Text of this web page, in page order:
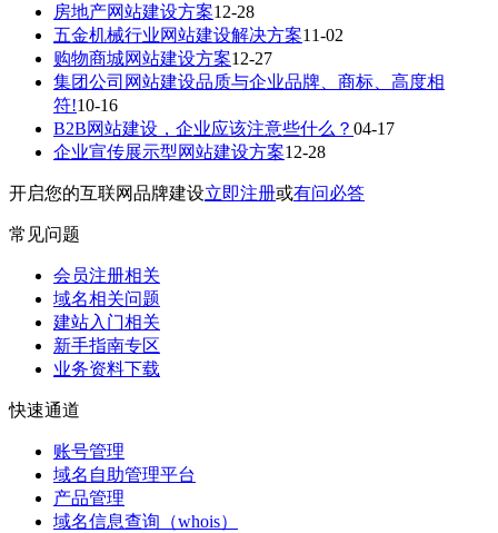
房地产网站建设方案12-28
五金机械行业网站建设解决方案11-02
购物商城网站建设方案12-27
集团公司网站建设品质与企业品牌、商标、高度相
符!10-16
B2B网站建设，企业应该注意些什么？ 04-17
企业宣传展示型网站建设方案12-28
开启您的互联网品牌建设立即注册或有问必答
常见问题
会员注册相关
域名相关问题
建站入门相关
新手指南专区
业务资料下载
快速通道
账号管理
域名自助管理平台
产品管理
域名信息查询（whois）